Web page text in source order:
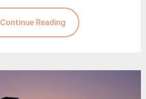
Continue Reading